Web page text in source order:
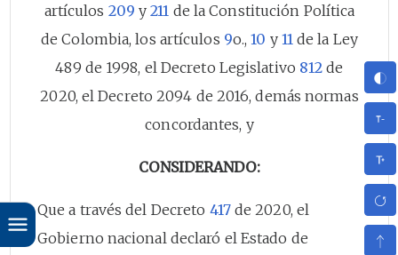
artículos 209 y211 de la Constitución Política
de Colombia, los artículos 9o.,10 y 11 de la Ley
489 de 1998, el Decreto Legislativo 812 de
2020, el Decreto 2094 de 2016, demás normas
concordantes, y
CONSIDERANDO:
Que a través del Decreto 417de 2020, el
Gobierno nacional declaró el Estado de